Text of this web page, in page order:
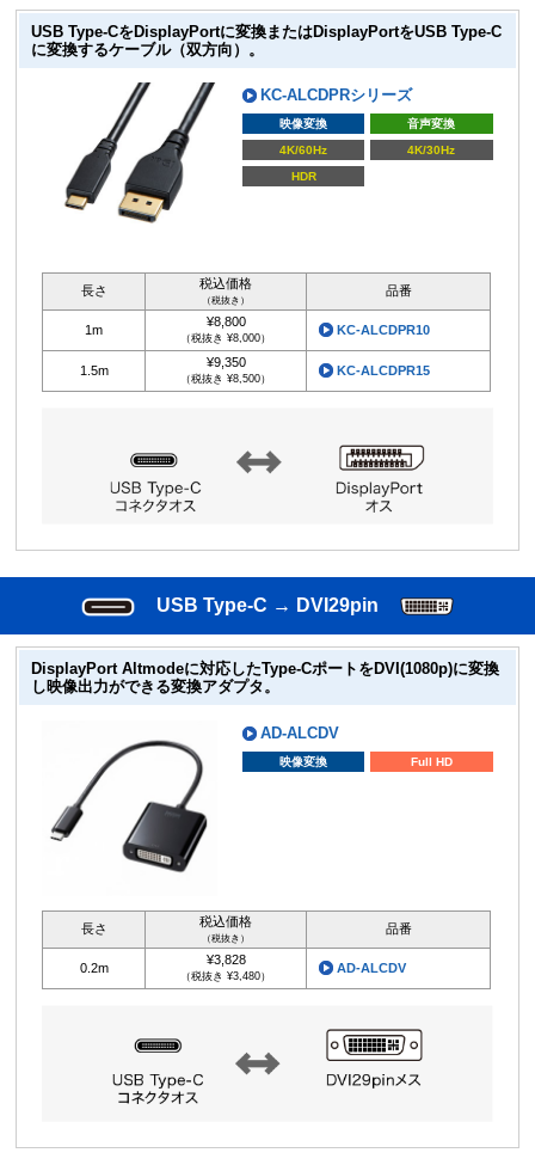
USB Type-CをDisplayPortに変換またはDisplayPortをUSB Type-C
に変換するケーブル（双方向）。
KC-ALCDPRシリーズ
映像変換
音声変換
4K/60Hz
4K/30Hz
HDR
長さ 税込価格
（税抜き）
品番
1m
¥8,800
（税抜き ¥8,000）
KC-ALCDPR10
1.5m
¥9,350
（税抜き ¥8,500）
KC-ALCDPR15
USB Type-C → DVI29pin
DisplayPort Altmodeに対応したType-CポートをDVI(1080p)に変換
し映像出力ができる変換アダプタ。
AD-ALCDV
映像変換 Full HD
長さ 税込価格
（税抜き）
品番
0.2m
¥3,828
（税抜き ¥3,480）
AD-ALCDV